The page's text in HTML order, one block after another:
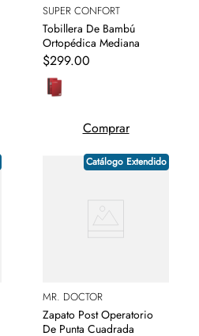
SUPER CONFORT
Tobillera De Bambú
Ortopédica Mediana
$299.00
Comprar
Catálogo Extendido
MR. DOCTOR
Zapato Post Operatorio
De Punta Cuadrada